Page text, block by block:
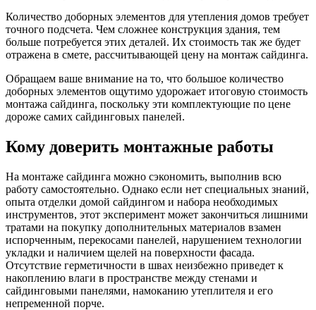
Количество доборных элементов для утепления домов требует
точного подсчета. Чем сложнее конструкция здания, тем
больше потребуется этих деталей. Их стоимость так же будет
отражена в смете, рассчитывающей цену на монтаж сайдинга.
Обращаем ваше внимание на то, что большое количество
доборных элементов ощутимо удорожает итоговую стоимость
монтажа сайдинга, поскольку эти комплектующие по цене
дороже самих сайдинговых панелей.
Кому доверить монтажные работы
На монтаже сайдинга можно сэкономить, выполнив всю
работу самостоятельно. Однако если нет специальных знаний,
опыта отделки домой сайдингом и набора необходимых
инструментов, этот эксперимент может закончиться лишними
тратами на покупку дополнительных материалов взамен
испорченным, перекосами панелей, нарушением технологии
укладки и наличием щелей на поверхности фасада.
Отсутствие герметичности в швах неизбежно приведет к
накоплению влаги в пространстве между стенами и
сайдинговыми панелями, намоканию утеплителя и его
непременной порче.